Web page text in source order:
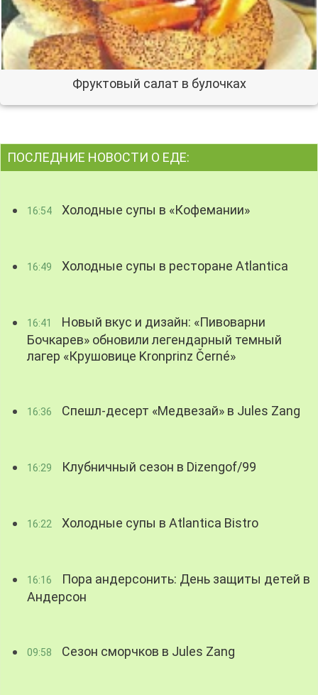
Фруктовый салат в булочках
ПОСЛЕДНИЕ НОВОСТИ О ЕДЕ:
16:54 Холодные супы в «Кофемании»
16:49 Холодные супы в ресторане Atlantica
16:41
Новый вкус и дизайн: «Пивоварни
Бочкарев» обновили легендарный темный
лагер «Крушовице Kronprinz Černé»
16:36 Спешл-десерт «Медвезай» в Jules Zang
16:29 Клубничный сезон в Dizengof/99
16:22 Холодные супы в Atlantica Bistro
16:16
Пора андерсонить: День защиты детей в
Андерсон
09:58 Сезон сморчков в Jules Zang